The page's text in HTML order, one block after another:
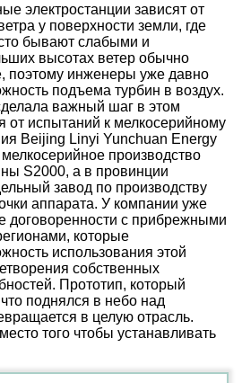
электростанции зависят от
у поверхности земли, где
бывают слабыми и
высотах ветер обычно
поэтому инженеры уже давно
подъема турбин в воздух.
важный шаг в этом
от испытаний к мелкосерийному
Beijing Linyi Yunchuan Energy
производство
S2000, а в провинции
завод по производству
аппарата. У компании уже
договоренности с прибрежными
которые
использования этой
собственных
Прототип, который
поднялся в небо над
в целую отрасль.
того чтобы устанавливать